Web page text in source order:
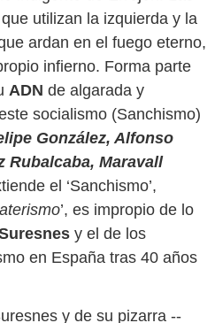
utilizan la izquierda y la
ardan en el fuego eterno,
infierno. Forma parte
ADN de algarada y
socialismo (Sanchismo)
González, Alfonso
Rubalcaba, Maravall
el ‘Sanchismo’,
’, es impropio de lo
y el de los
en España tras 40 años
y de su pizarra --